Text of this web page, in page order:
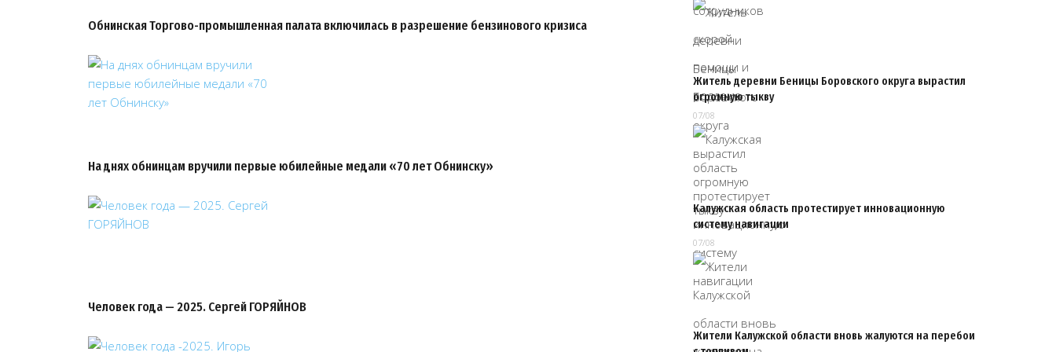
Обнинская Торгово-промышленная палата включилась в разрешение бензинового кризиса
На днях обнинцам вручили первые юбилейные медали «70 лет Обнинску»
Человек года — 2025. Сергей ГОРЯЙНОВ
Житель деревни Беницы Боровского округа вырастил
огромную тыкву
07/08
Калужская область протестирует инновационную
систему навигации
07/08
Жители Калужской области вновь жалуются на перебои